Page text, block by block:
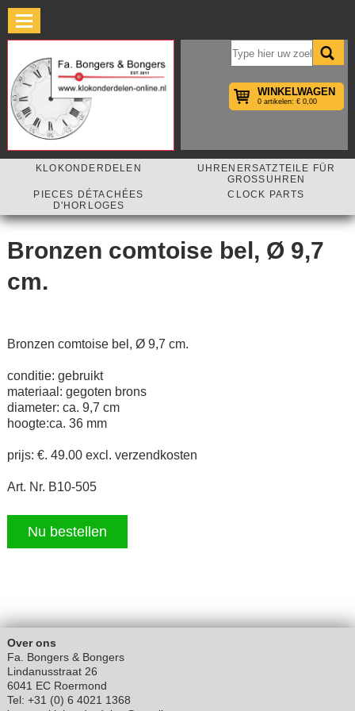
WINKELWAGEN
0 artikelen: € 0,00
KLOKONDERDELEN
UHRENERSATZTEILE FÜR
GROSSUHREN
PIECES DÉTACHÉES
D'HORLOGES
CLOCK PARTS
Bronzen comtoise bel, Ø 9,7
cm.
Bronzen comtoise bel, Ø 9,7 cm.
conditie: gebruikt
materiaal: gegoten brons
diameter: ca. 9,7 cm
hoogte:ca. 36 mm
prijs: €. 49.00 excl. verzendkosten
Art. Nr. B10-505
Nu bestellen
Over ons
Fa. Bongers & Bongers
Lindanusstraat 26
6041 EC Roermond
Tel: +31 (0) 6 4021 1368